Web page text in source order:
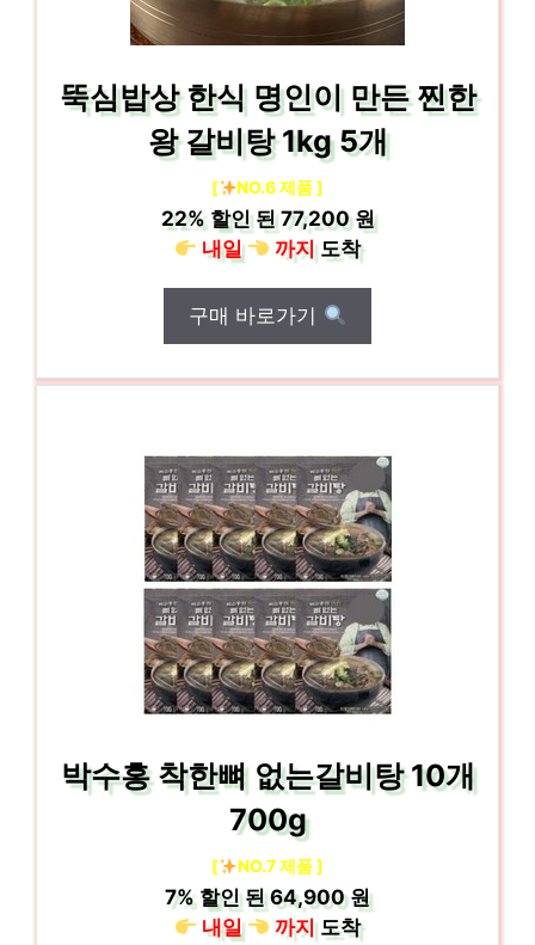
뚝심밥상 한식 명인이 만든 찐한
왕 갈비탕 1kg 5개
[ NO.6 제품 ]
22%할인 된77,200 원
내일
까지도착
구매 바로가기
박수홍 착한뼈 없는갈비탕 10개
700g
[ NO.7 제품 ]
7%할인 된64,900 원
내일
까지도착